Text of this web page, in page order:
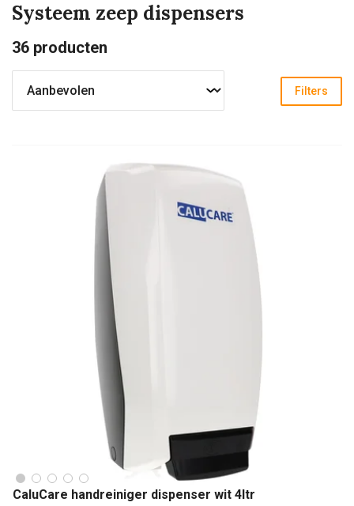
Systeem zeep dispensers
36 producten
Filters
CaluCare handreiniger dispenser wit 4ltr